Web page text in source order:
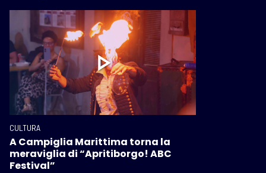
CULTURA
A Campiglia Marittima torna la
meraviglia di “Apritiborgo! ABC
Festival”